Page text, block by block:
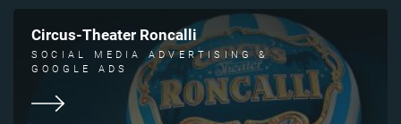
Circus-Theater Roncalli
SOCIAL MEDIA ADVERTISING &
GOOGLE ADS